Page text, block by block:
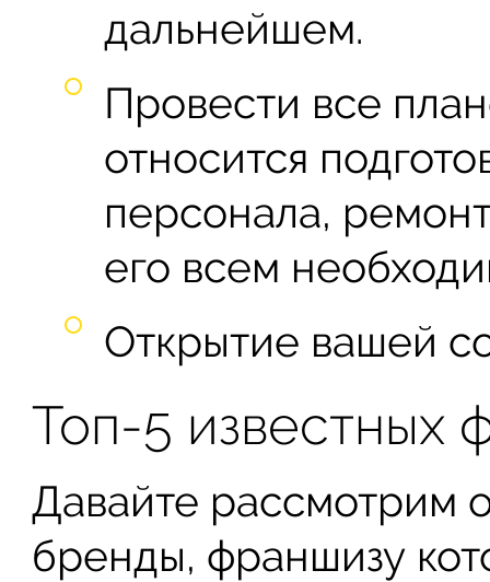
дальнейшем.
Провести все
относится
персонала,
его всем
Открытие вашей
Топ-5 известных
Давайте рассмотрим
бренды, франшизу